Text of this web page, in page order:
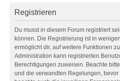
Registrieren
Du musst in diesem Forum registriert
können. Die Registrierung ist in
ermöglicht dir, auf weitere Funktionen
Administration kann registrierten
Berechtigungen zuweisen. Beachte
und die verwandten Regelungen, bevor